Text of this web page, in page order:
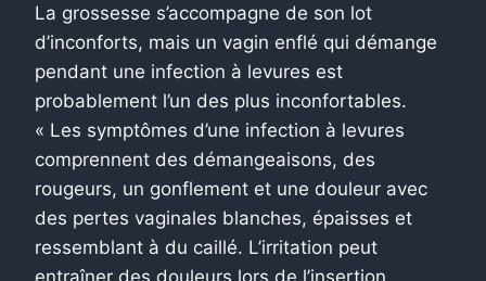
La grossesse s’accompagne de son lot
d’inconforts, mais un vagin enflé qui démange
pendant une infection à levures est
probablement l’un des plus inconfortables.
« Les symptômes d’une infection à levures
comprennent des démangeaisons, des
rougeurs, un gonflement et une douleur avec
des pertes vaginales blanches, épaisses et
ressemblant à du caillé. L’irritation peut
entraîner des douleurs lors de l’insertion